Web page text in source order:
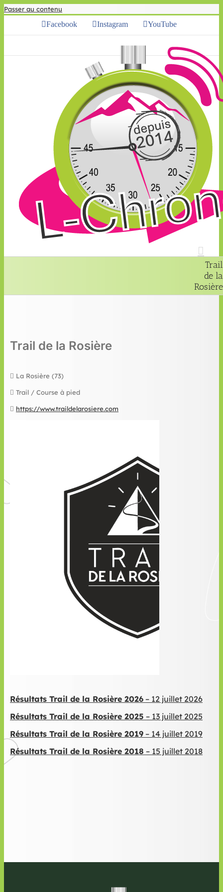
Passer au contenu
Facebook Instagram YouTube
Trail
de la
Rosière
Trail de la Rosière
La Rosière (73)
Trail / Course à pied
https://www.traildelarosiere.com
Résultats Trail de la Rosière 2026 – 12 juillet 2026
Résultats Trail de la Rosière 2025 – 13 juillet 2025
Résultats Trail de la Rosière 2019 – 14 juillet 2019
Résultats Trail de la Rosière 2018 – 15 juillet 2018